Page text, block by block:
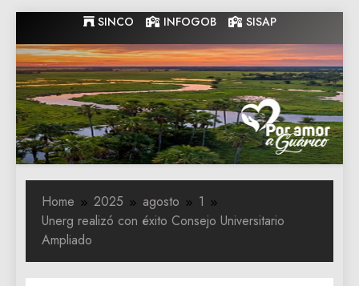
to
content
SINCO INFOGOB SISAP
Gobernacion
de Guarico
Gobernacion de Guarico
Home 2025 agosto
1
Unerg realizó con éxito Consejo Universitario
Ampliado